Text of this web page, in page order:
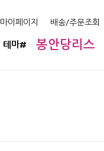
마이페이지 배송/주문조회
테마# 봉안당리스